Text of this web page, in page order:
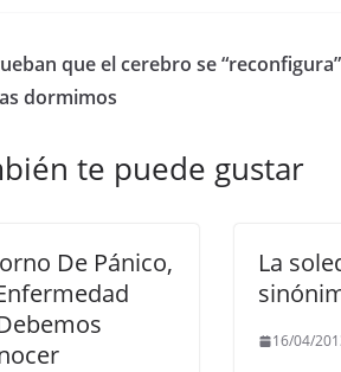
er l s
p
gr y
k
que el cerebro se “reconfigura”
dormimos
te puede gustar
De Pánico,
La
16/04/